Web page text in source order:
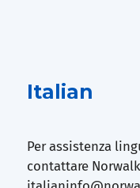
Italian
Per assistenza
contattare